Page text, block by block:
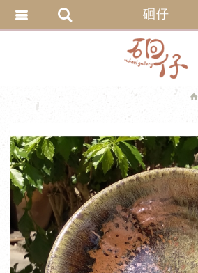
硘仔
會員登入
會員註冊
追蹤清單
匯款通知
繁體中文